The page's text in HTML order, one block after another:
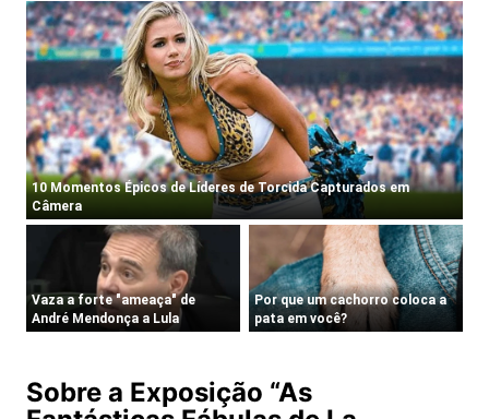
Sobre a Exposição “As